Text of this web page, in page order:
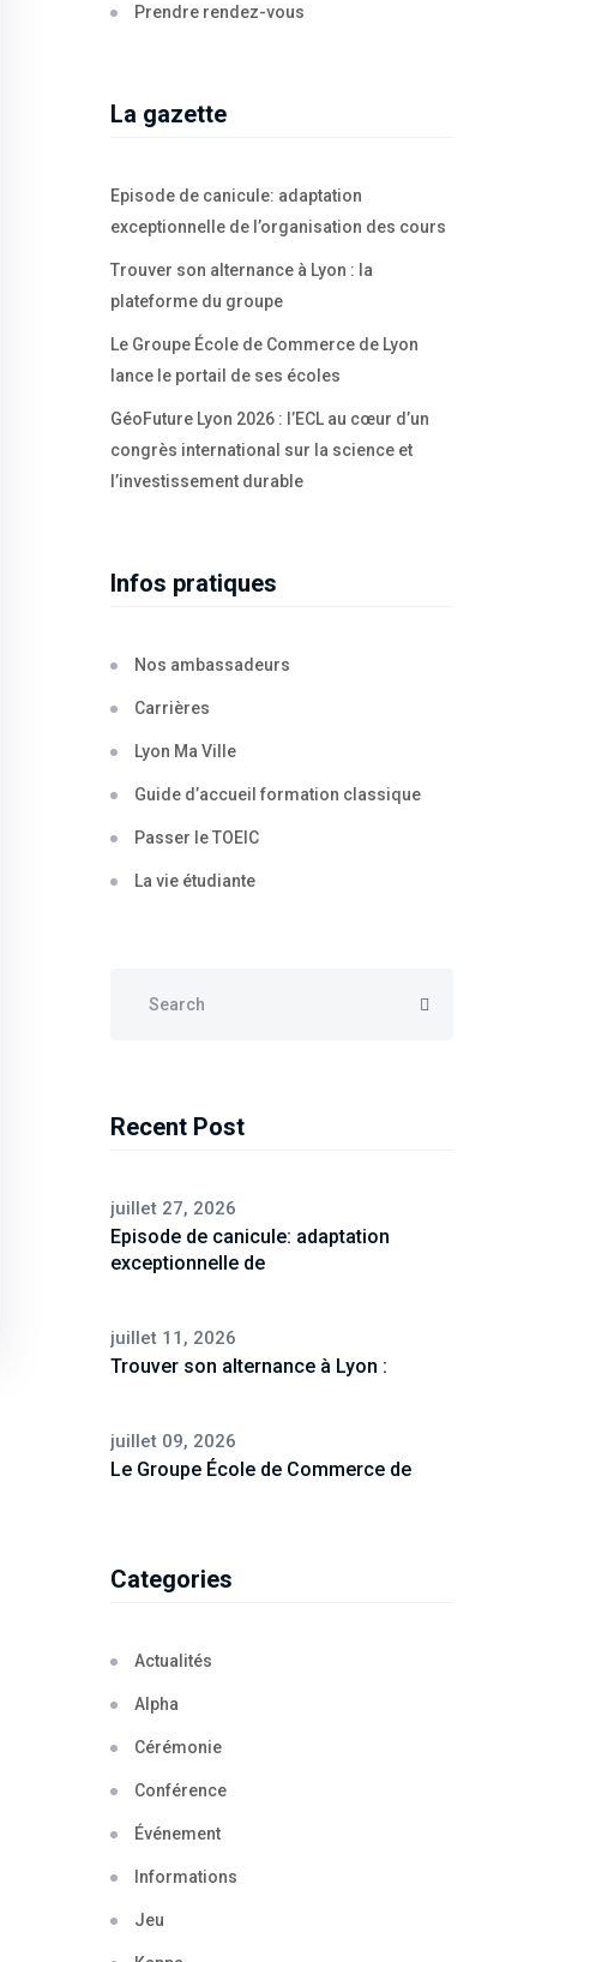
Prendre rendez-vous
La gazette
Episode de canicule: adaptation
exceptionnelle de l’organisation des cours
Trouver son alternance à Lyon : la
plateforme du groupe
Le Groupe École de Commerce de Lyon
lance le portail de ses écoles
GéoFuture Lyon 2026 : l’ECL au cœur d’un
congrès international sur la science et
l’investissement durable
Infos pratiques
Nos ambassadeurs
Carrières
Lyon Ma Ville
Guide d’accueil formation classique
Passer le TOEIC
La vie étudiante
Recent Post
juillet 27, 2026
Episode de canicule: adaptation
exceptionnelle de
juillet 11, 2026
Trouver son alternance à Lyon :
juillet 09, 2026
Le Groupe École de Commerce de
Categories
Actualités
Alpha
Cérémonie
Conférence
Événement
Informations
Jeu